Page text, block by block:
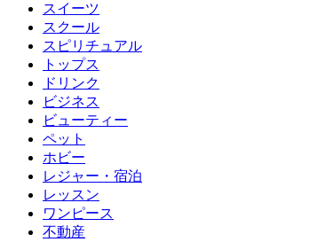
スイーツ
スクール
スピリチュアル
トップス
ドリンク
ビジネス
ビューティー
ペット
ホビー
レジャー・宿泊
レッスン
ワンピース
不動産